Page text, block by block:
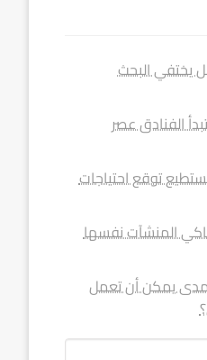
يختفي البحث
الفنادق عصر
توقع احتياجات
المنشآت نفسها
مدى يمكن أن تعمل